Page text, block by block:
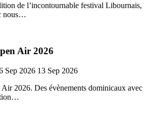
de l’incontournable festival Libournais,
nous…
Air 2026
Sep 2026 13 Sep 2026
2026. Des évènements dominicaux avec